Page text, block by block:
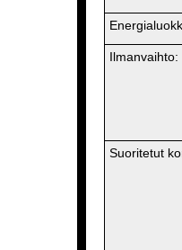
Ilmanvaihto:
Suoritetut